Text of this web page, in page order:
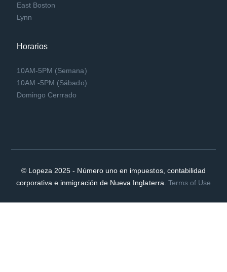
East Boston
Lynn
Horarios
10AM-5PM (Semana)
10AM -5PM (Sábado)
Domingo Cerrrado
© Lopeza 2025 - Número uno en impuestos, contabilidad
corporativa e inmigración de Nueva Inglaterra. Terms of Use